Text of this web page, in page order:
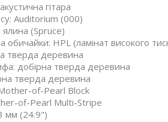
гітара
Auditorium (000)
(Spruce)
обичайки: HPL (ламінат високого
тверда деревина
добірна тверда деревина
тверда деревина
Mother-of-Pearl Block
of-Pearl Multi-Stripe
мм (24.9")